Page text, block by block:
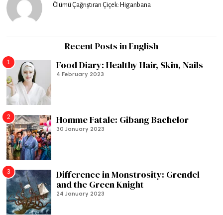
Ölümü Çağrıştıran Çiçek: Higanbana
Recent Posts in English
1 Food Diary: Healthy Hair, Skin, Nails
4 February 2023
2 Homme Fatale: Gibang Bachelor
30 January 2023
3
Difference in Monstrosity: Grendel
and the Green Knight
24 January 2023